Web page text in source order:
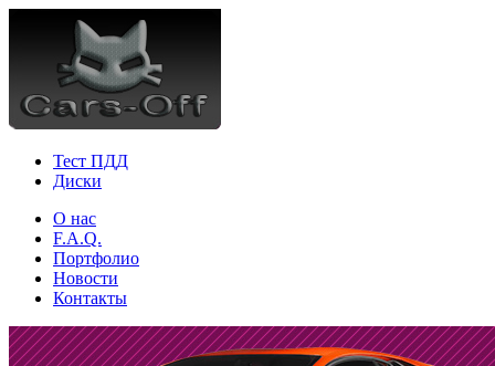
Тест ПДД
Диски
О нас
F.A.Q.
Портфолио
Новости
Контакты